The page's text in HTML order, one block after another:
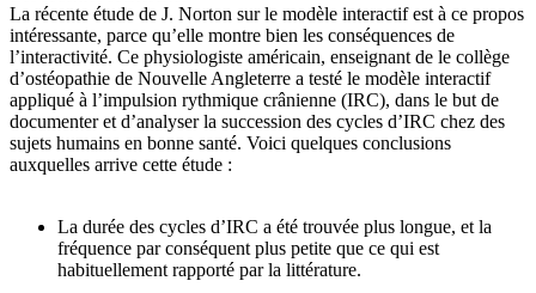
La récente étude de J. Norton sur le modèle interactif est à ce propos
intéressante, parce qu’elle montre bien les conséquences de
l’interactivité. Ce physiologiste américain, enseignant de le collège
d’ostéopathie de Nouvelle Angleterre a testé le modèle interactif
appliqué à l’impulsion rythmique crânienne (IRC), dans le but de
documenter et d’analyser la succession des cycles d’IRC chez des
sujets humains en bonne santé. Voici quelques conclusions
auxquelles arrive cette étude :
La durée des cycles d’IRC a été trouvée plus longue, et la
fréquence par conséquent plus petite que ce qui est
habituellement rapporté par la littérature.